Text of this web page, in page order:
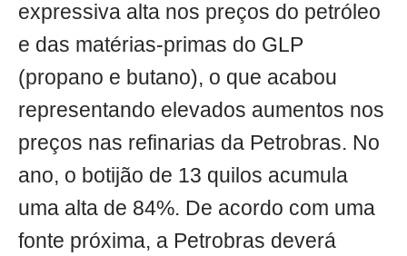
expressiva alta nos preços do petróleo
e das matérias-primas do GLP
(propano e butano), o que acabou
representando elevados aumentos nos
preços nas refinarias da Petrobras. No
ano, o botijão de 13 quilos acumula
uma alta de 84%. De acordo com uma
fonte próxima, a Petrobras deverá